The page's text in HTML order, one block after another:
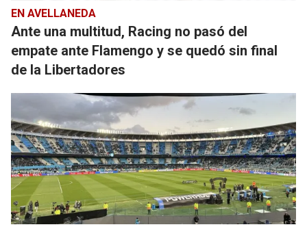
EN AVELLANEDA
Ante una multitud, Racing no pasó del
empate ante Flamengo y se quedó sin final
de la Libertadores